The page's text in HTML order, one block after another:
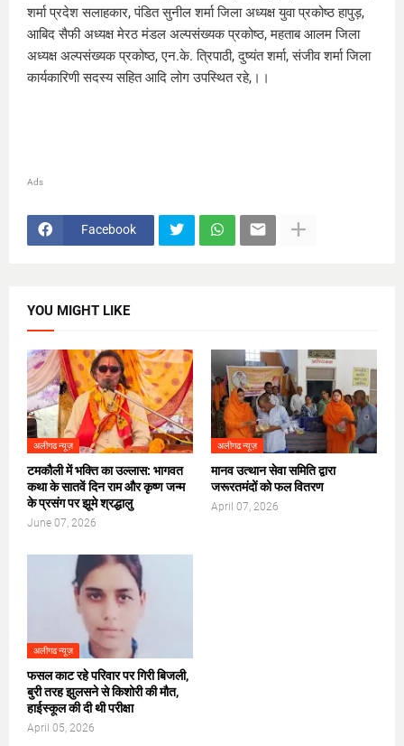
शर्मा प्रदेश सलाहकार, पंडित सुनील शर्मा जिला अध्यक्ष युवा प्रकोष्ठ हापुड़,
आबिद सैफी अध्यक्ष मेरठ मंडल अल्पसंख्यक प्रकोष्ठ, महताब आलम जिला
अध्यक्ष अल्पसंख्यक प्रकोष्ठ, एन.के. त्रिपाठी, दुष्यंत शर्मा, संजीव शर्मा जिला
कार्यकारिणी सदस्य सहित आदि लोग उपस्थित रहे,‌।।
Ads
Facebook
YOU MIGHT LIKE
अलीगढ न्यूज़
टमकौली में भक्ति का उल्लास: भागवत
कथा के सातवें दिन राम और कृष्ण जन्म
के प्रसंग पर झूमे श्रद्धालु
June 07, 2026
अलीगढ न्यूज़
मानव उत्थान सेवा समिति द्वारा
जरूरतमंदों को फल वितरण
April 07, 2026
अलीगढ न्यूज़
फसल काट रहे परिवार पर गिरी बिजली,
बुरी तरह झुलसने से किशोरी की मौत,
हाईस्कूल की दी थी परीक्षा
April 05, 2026